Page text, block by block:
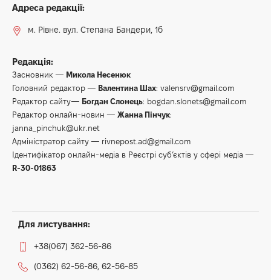
Адреса редакції:
м. Рівне. вул. Степана Бандери, 1б
Редакція:
Засновник — Микола Несенюк
Головний редактор — Валентина Шах: valensrv@gmail.com
Редактор сайту— Богдан Слонець: bogdan.slonets@gmail.com
Редактор онлайн-новин — Жанна Пінчук:
janna_pinchuk@ukr.net
Адміністратор сайту — rivnepost.ad@gmail.com
Ідентифікатор онлайн-медіа в Реєстрі суб’єктів у сфері медіа —
R-30-01863
Для листування:
+38(067) 362-56-86
(0362) 62-56-86, 62-56-85